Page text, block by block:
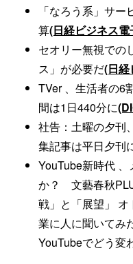
「なろう系」サ
算(日経ビジネス電
セオリー無視での
ス」が必要だ(日経
TVer 、生活者の
間は1日440分に
社告：土曜の夕
集記事は平日夕刊
YouTube新時代
か？ 文藝春秋
戦」と「展望」
業に人に聞いて
YouTubeでどう変